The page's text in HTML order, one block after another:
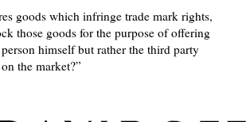
goods which infringe trade mark rights,
those goods for the purpose of offering
himself but rather the third party
the market?”